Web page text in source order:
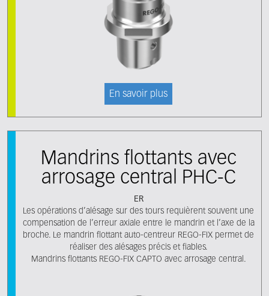
En savoir plus
Mandrins flottants avec
arrosage central PHC-C
ER
Les opérations d’alésage sur des tours requièrent souvent une
compensation de l’erreur axiale entre le mandrin et l’axe de la
broche. Le mandrin flottant auto-centreur REGO-FIX permet de
réaliser des alésages précis et fiables.
Mandrins flottants REGO-FIX CAPTO avec arrosage central.